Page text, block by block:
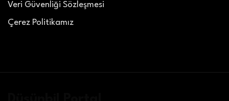
Veri Güvenliği Sözleşmesi
Çerez Politikamız